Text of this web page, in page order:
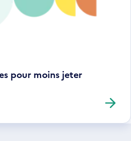
pour moins jeter